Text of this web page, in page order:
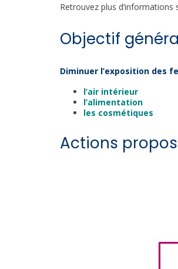
Retrouvez plus
Objectif
Diminuer l’exposition des
l’air intérieur
l’alimentation
les cosmétiques
Actions